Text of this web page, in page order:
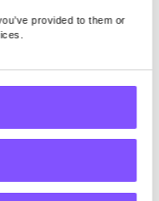
provided to them or لكل 1 جيجابايت مشتركة.
أعلى 6 استطلاعات